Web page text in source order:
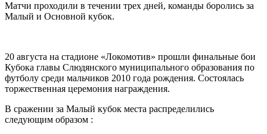
Матчи проходили в течении трех дней, команды боролись за
Малый и Основной кубок.
20 августа на стадионе «Локомотив» прошли финальные бои
Кубока главы Слюдянского муниципального образования по
футболу среди мальчиков 2010 года рождения. Состоялась
торжественная церемония награждения.
В сражении за Малый кубок места распределились
следующим образом :